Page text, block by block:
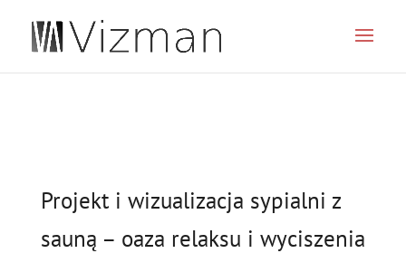
JSON
Projekt i wizualizacja sypialni z
sauną – oaza relaksu i wyciszenia